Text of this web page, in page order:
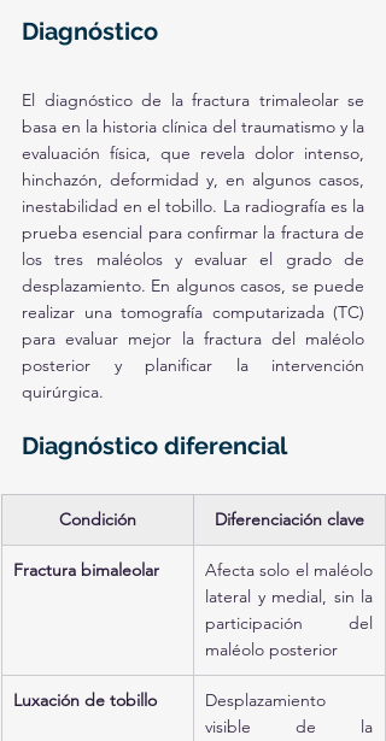
Diagnóstico
El diagnóstico de la fractura trimaleolar se
basa en la historia clínica del traumatismo y la
evaluación física, que revela dolor intenso,
hinchazón, deformidad y, en algunos casos,
inestabilidad en el tobillo. La radiografía es la
prueba esencial para confirmar la fractura de
los tres maléolos y evaluar el grado de
desplazamiento. En algunos casos, se puede
realizar una tomografía computarizada (TC)
para evaluar mejor la fractura del maléolo
posterior y planificar la intervención
quirúrgica.
Diagnóstico diferencial
Condición Diferenciación clave
Fractura bimaleolar
Afecta solo el maléolo
lateral y medial, sin la
participación del
maléolo posterior
Luxación de tobillo
Desplazamiento
visible de la